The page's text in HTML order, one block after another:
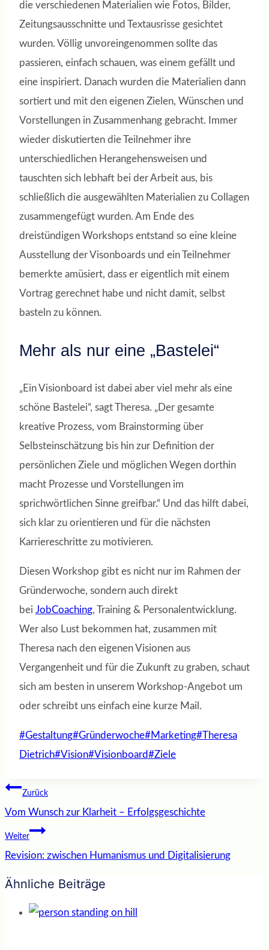
die verschiedenen Materialien wie Fotos, Bilder,
Zeitungsausschnitte und Textausrisse gesichtet
wurden. Völlig unvoreingenommen sollte das
passieren, einfach schauen, was einem gefällt und
eine inspiriert. Danach wurden die Materialien dann
sortiert und mit den eigenen Zielen, Wünschen und
Vorstellungen in Zusammenhang gebracht. Immer
wieder diskutierten die Teilnehmer ihre
unterschiedlichen Herangehensweisen und
tauschten sich lebhaft bei der Arbeit aus, bis
schließlich die ausgewählten Materialien zu Collagen
zusammengefügt wurden. Am Ende des
dreistündigen Workshops entstand so eine kleine
Ausstellung der Visonboards und ein Teilnehmer
bemerkte amüsiert, dass er eigentlich mit einem
Vortrag gerechnet habe und nicht damit, selbst
basteln zu können.
Mehr als nur eine „Bastelei“
„Ein Visionboard ist dabei aber viel mehr als eine
schöne Bastelei“, sagt Theresa. „Der gesamte
kreative Prozess, vom Brainstorming über
Selbsteinschätzung bis hin zur Definition der
persönlichen Ziele und möglichen Wegen dorthin
macht Prozesse und Vorstellungen im
sprichwörtlichen Sinne greifbar.“ Und das hilft dabei,
sich klar zu orientieren und für die nächsten
Karriereschritte zu motivieren.
Diesen Workshop gibt es nicht nur im Rahmen der
Gründerwoche, sondern auch direkt
bei JobCoaching, Training & Personalentwicklung.
Wer also Lust bekommen hat, zusammen mit
Theresa nach den eigenen Visionen aus
Vergangenheit und für die Zukunft zu graben, schaut
sich am besten in unserem Workshop-Angebot um
oder schreibt uns einfach eine kurze Mail.
Schlagworte:
#Gestaltung#Gründerwoche#Marketing#Theresa
Dietrich#Vision#Visionboard#Ziele
Beitragsnavigation
Zurück
Vom Wunsch zur Klarheit – Erfolgsgeschichte
Weiter
Revision: zwischen Humanismus und Digitalisierung
Ähnliche Beiträge